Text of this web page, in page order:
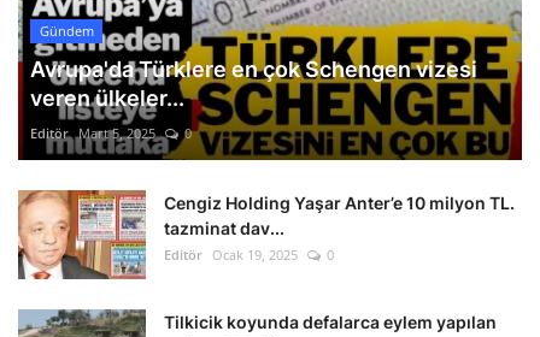
Gündem
Avrupa'da Türklere en çok Schengen vizesi
veren ülkeler...
Editör Mart 5, 2025 0
Cengiz Holding Yaşar Anter’e 10 milyon TL.
tazminat dav...
Editör Ocak 19, 2025 0
Tilkicik koyunda defalarca eylem yapılan